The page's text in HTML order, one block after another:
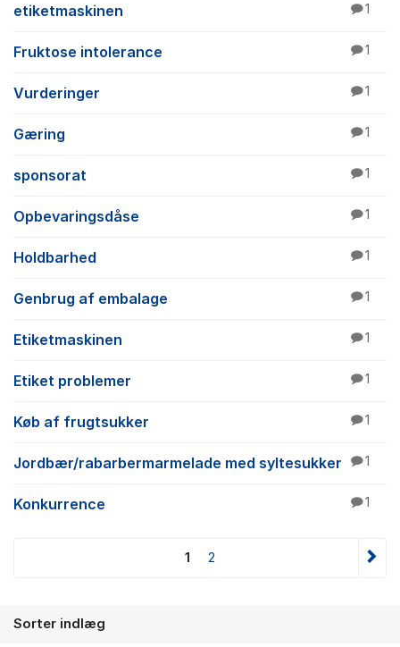
etiketmaskinen 1
Fruktose intolerance 1
Vurderinger 1
Gæring 1
sponsorat 1
Opbevaringsdåse 1
Holdbarhed 1
Genbrug af embalage 1
Etiketmaskinen 1
Etiket problemer 1
Køb af frugtsukker 1
Jordbær/rabarbermarmelade med syltesukker 1
Konkurrence 1
1 2
Sorter indlæg